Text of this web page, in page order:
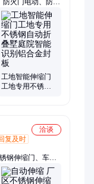
车器
工地智能伸缩门
工地专用不锈钢
洽谈
复及时
钢伸缩门、车牌
、堆积门